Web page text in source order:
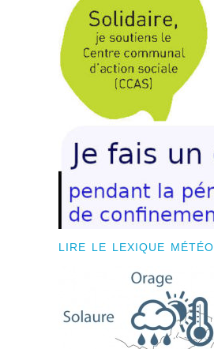
LIRE LE LEXIQUE MÉTÉO